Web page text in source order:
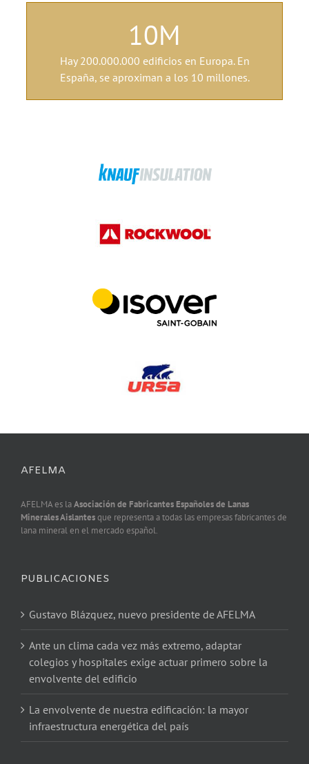
10M
Hay 200.000.000 edificios en Europa. En
España, se aproximan a los 10 millones.
AFELMA
AFELMA es laAsociación de Fabricantes Españoles de Lanas
Minerales Aislantesque representa a todas las empresas fabricantes de
lana mineral en el mercado español.
PUBLICACIONES
Gustavo Blázquez, nuevo presidente de AFELMA
Ante un clima cada vez más extremo, adaptar
colegios y hospitales exige actuar primero sobre la
envolvente del edificio
La envolvente de nuestra edificación: la mayor
infraestructura energética del país